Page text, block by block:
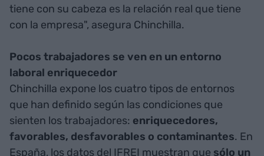
tiene con su cabeza es la relación real que tiene
con la empresa", asegura Chinchilla.
Pocos trabajadores se ven en un entorno
laboral enriquecedor
Chinchilla expone los cuatro tipos de entornos
que han definido según las condiciones que
sienten los trabajadores: enriquecedores,
favorables, desfavorables o contaminantes. En
España, los datos del IFREI muestran que sólo un